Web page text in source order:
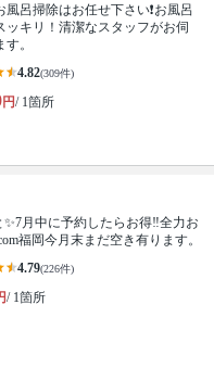
風呂掃除はお任せ下さい❗️お風呂
ッキリ！清潔なスタッフがお伺
。
4.82(309件)
円/ 1箇所
✨7月中に予約したらお得‼️全力お
福岡今月末まだ空き有ります。
4.79(226件)
/ 1箇所